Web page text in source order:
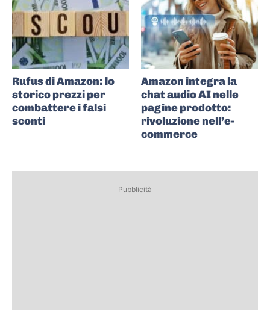
Rufus di Amazon: lo
storico prezzi per
combattere i falsi
sconti
Amazon integra la
chat audio AI nelle
pagine prodotto:
rivoluzione nell’e-
commerce
Pubblicità